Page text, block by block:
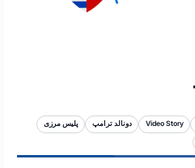
Video Story دونالد ترامپ پلیس مرزی